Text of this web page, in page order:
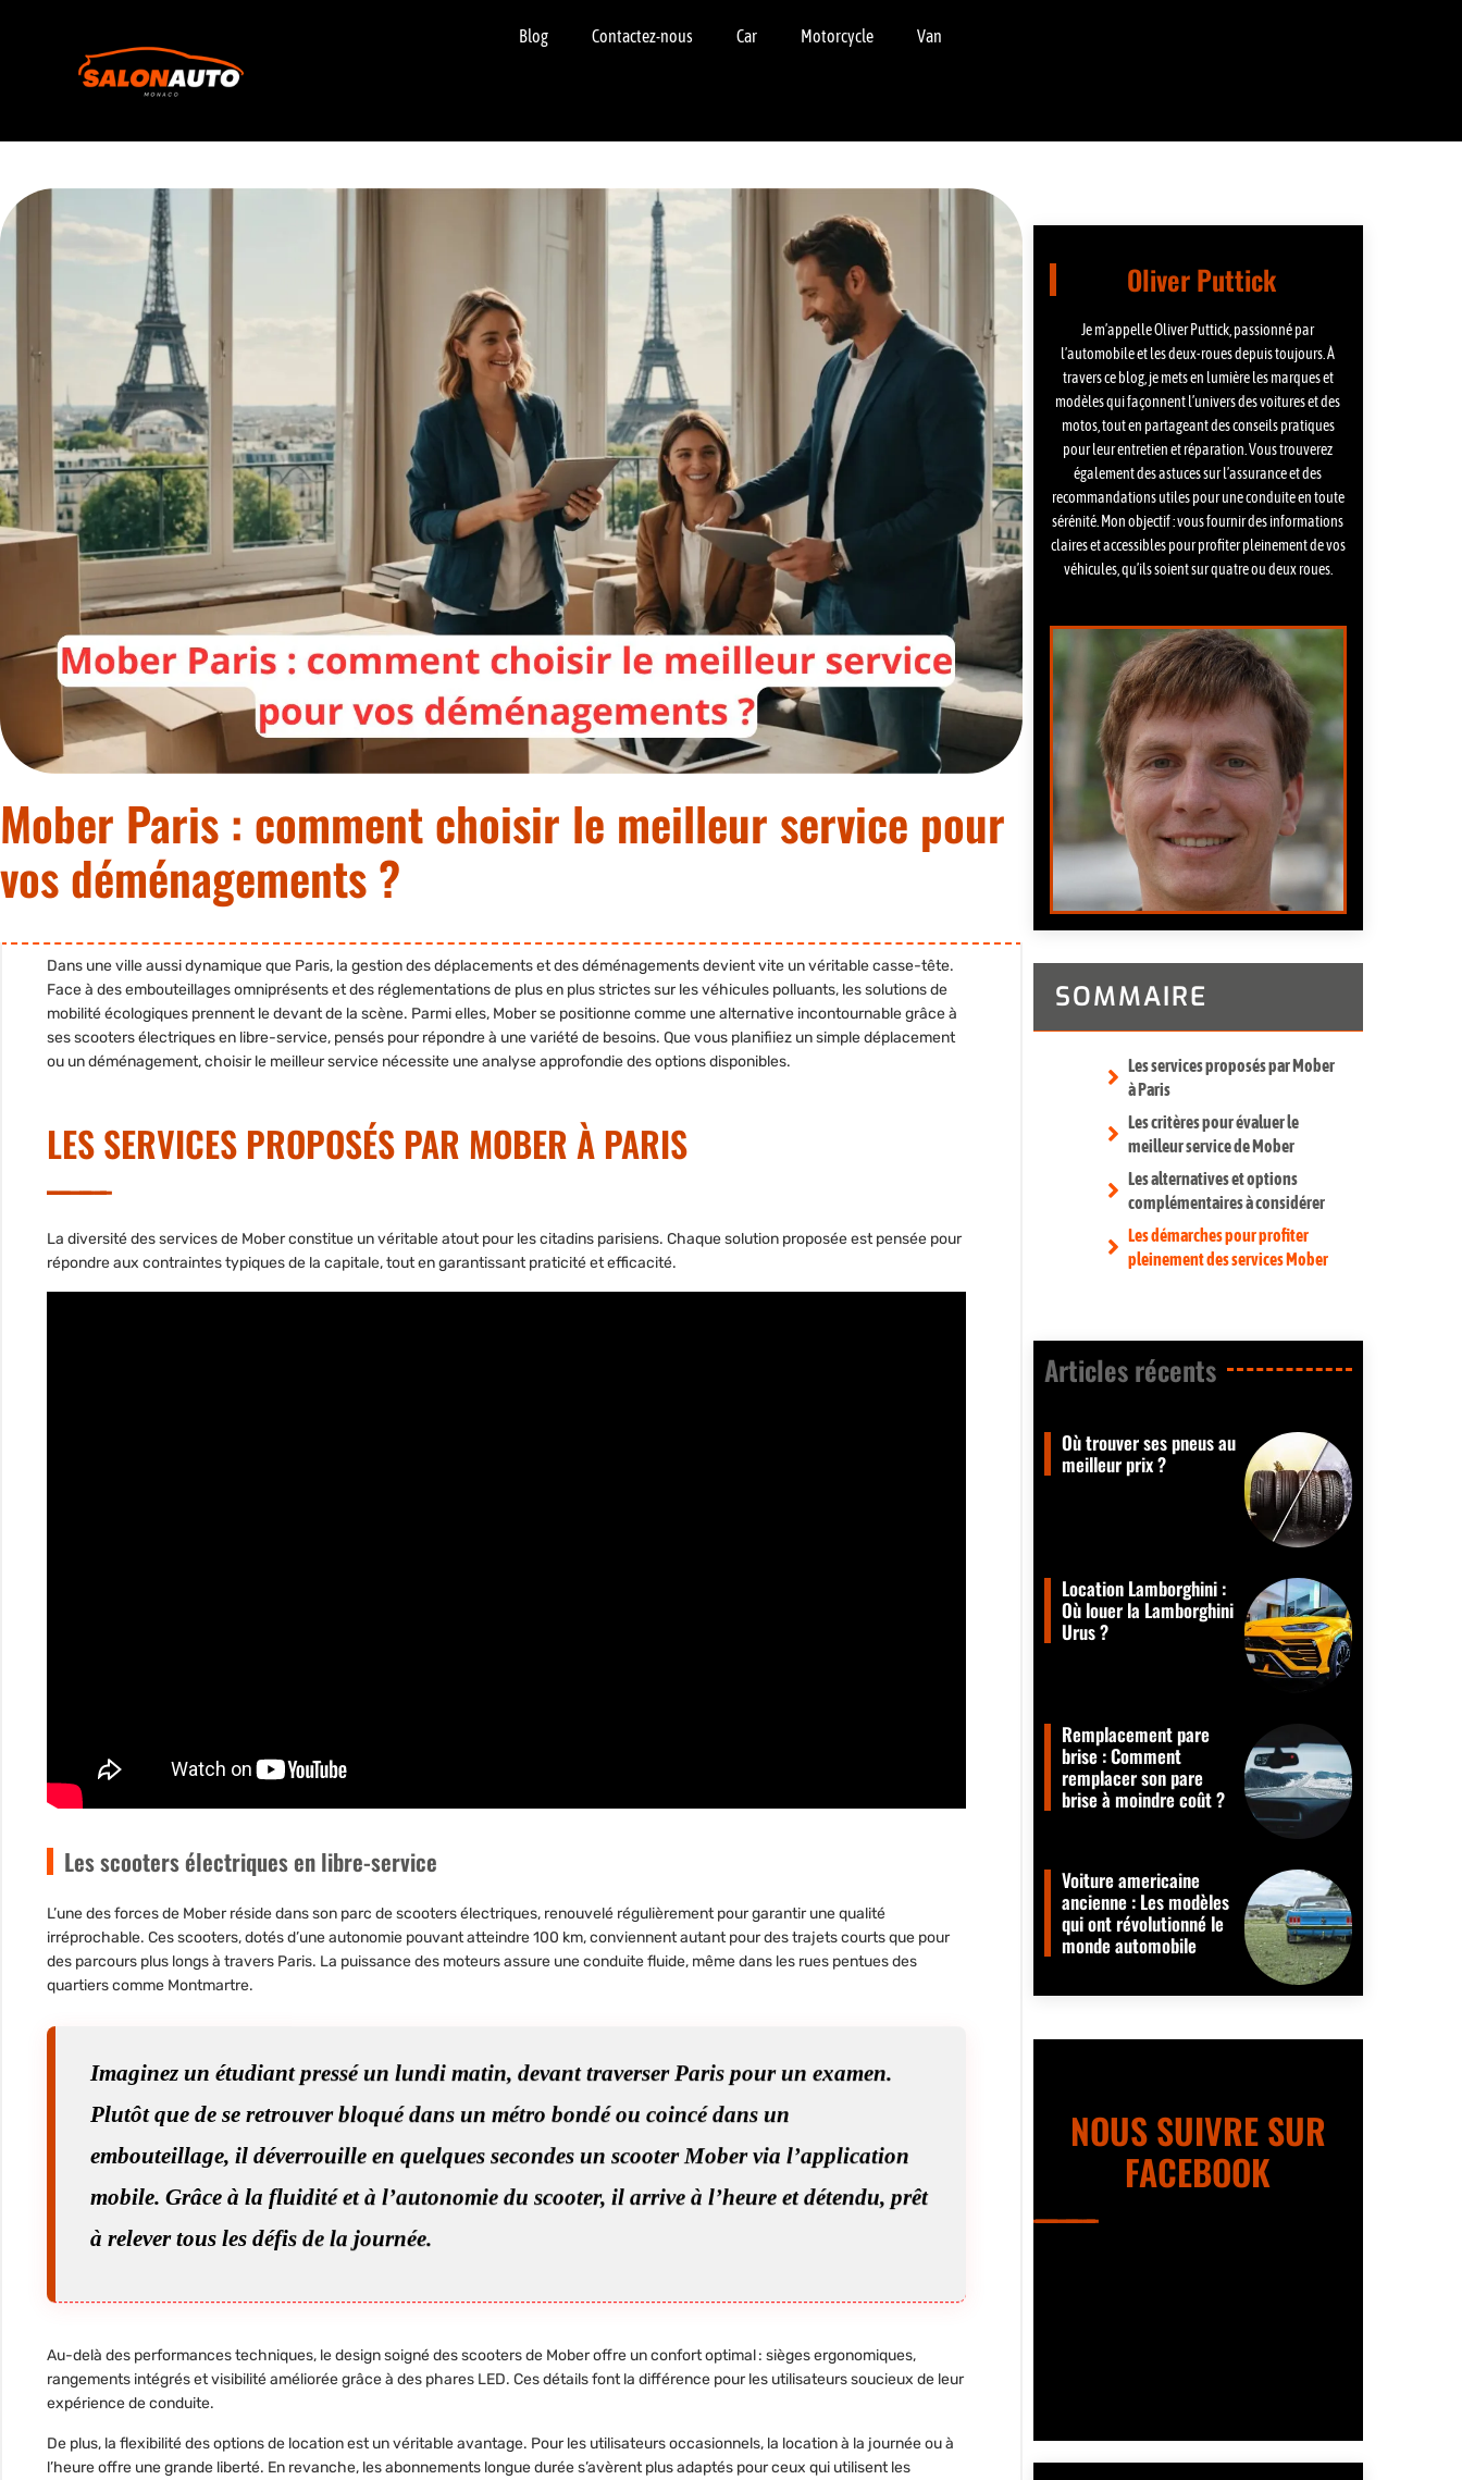
Blog Contactez-nous Car Motorcycle Van
Mober Paris : comment choisir le meilleur service pour
vos déménagements ?
Dans une ville aussi dynamique que Paris, la gestion des déplacements et des déménagements devient vite un véritable casse-tête.
Face à des embouteillages omniprésents et des réglementations de plus en plus strictes sur les véhicules polluants, les solutions de
mobilité écologiques prennent le devant de la scène. Parmi elles, Mober se positionne comme une alternative incontournable grâce à
ses scooters électriques en libre-service, pensés pour répondre à une variété de besoins. Que vous planifiiez un simple déplacement
ou un déménagement, choisir le meilleur service nécessite une analyse approfondie des options disponibles.
LES SERVICES PROPOSÉS PAR MOBER À PARIS
La diversité des services de Moberconstitue un véritable atout pour les citadins parisiens. Chaque solution proposée est pensée pour
répondre aux contraintes typiques de la capitale, tout en garantissant praticité et efficacité.
Les scooters électriques en libre-service
L’une des forces de Mober réside dans son parc de scooters électriques, renouvelé régulièrement pour garantir une qualité
irréprochable. Ces scooters, dotés d’une autonomie pouvant atteindre 100 km, conviennent autant pour des trajets courts que pour
des parcours plus longs à travers Paris. La puissance des moteurs assure une conduite fluide, même dans les rues pentues des
quartiers comme Montmartre.
Imaginez un étudiant pressé un lundi matin, devant traverser Paris pour un examen.
Plutôt que de se retrouver bloqué dans un métro bondé ou coincé dans un
embouteillage, il déverrouille en quelques secondes un scooter Mober via l’application
mobile. Grâce à la fluidité et à l’autonomie du scooter, il arrive à l’heure et détendu, prêt
à relever tous les défis de la journée.
Au-delà des performances techniques, le design soigné des scooters de Moberoffre un confort optimal : sièges ergonomiques,
rangements intégrés et visibilité améliorée grâce à des phares LED. Ces détails font la différence pour les utilisateurs soucieux de leur
expérience de conduite.
De plus, la flexibilité des options de location est un véritable avantage. Pour les utilisateurs occasionnels, la location à la journée ou à
l’heure offre une grande liberté. En revanche, les abonnements longue durée s’avèrent plus adaptés pour ceux qui utilisent les
Oliver Puttick
Je m’appelle Oliver Puttick, passionné par
l’automobile et les deux-roues depuis toujours. À
travers ce blog, je mets en lumière les marques et
modèles qui façonnent l’univers des voitures et des
motos, tout en partageant des conseils pratiques
pour leur entretien et réparation. Vous trouverez
également des astuces sur l’assurance et des
recommandations utiles pour une conduite en toute
sérénité. Mon objectif : vous fournir des informations
claires et accessibles pour profiter pleinement de vos
véhicules, qu’ils soient sur quatre ou deux roues.
SOMMAIRE
Les services proposés par Mober
à Paris
Les critères pour évaluer le
meilleur service de Mober
Les alternatives et options
complémentaires à considérer
Les démarches pour profiter
pleinement des services Mober
Articles récents​
Où trouver ses pneus au
meilleur prix ?
Location Lamborghini :
Où louer la Lamborghini
Urus ?
Remplacement pare
brise : Comment
remplacer son pare
brise à moindre coût ?
Voiture americaine
ancienne : Les modèles
qui ont révolutionné le
monde automobile
NOUS SUIVRE SUR
FACEBOOK